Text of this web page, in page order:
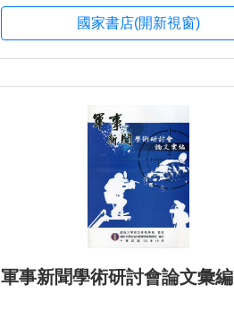
國家書店(開新視窗)
軍事新聞學術研討會論文彙編